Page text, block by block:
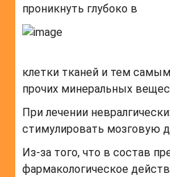
проникнуть глубоко в
клетки тканей и тем
прочих минеральных
При лечении
стимулировать мозговую
Из-за того, что в состав
фармакологическое